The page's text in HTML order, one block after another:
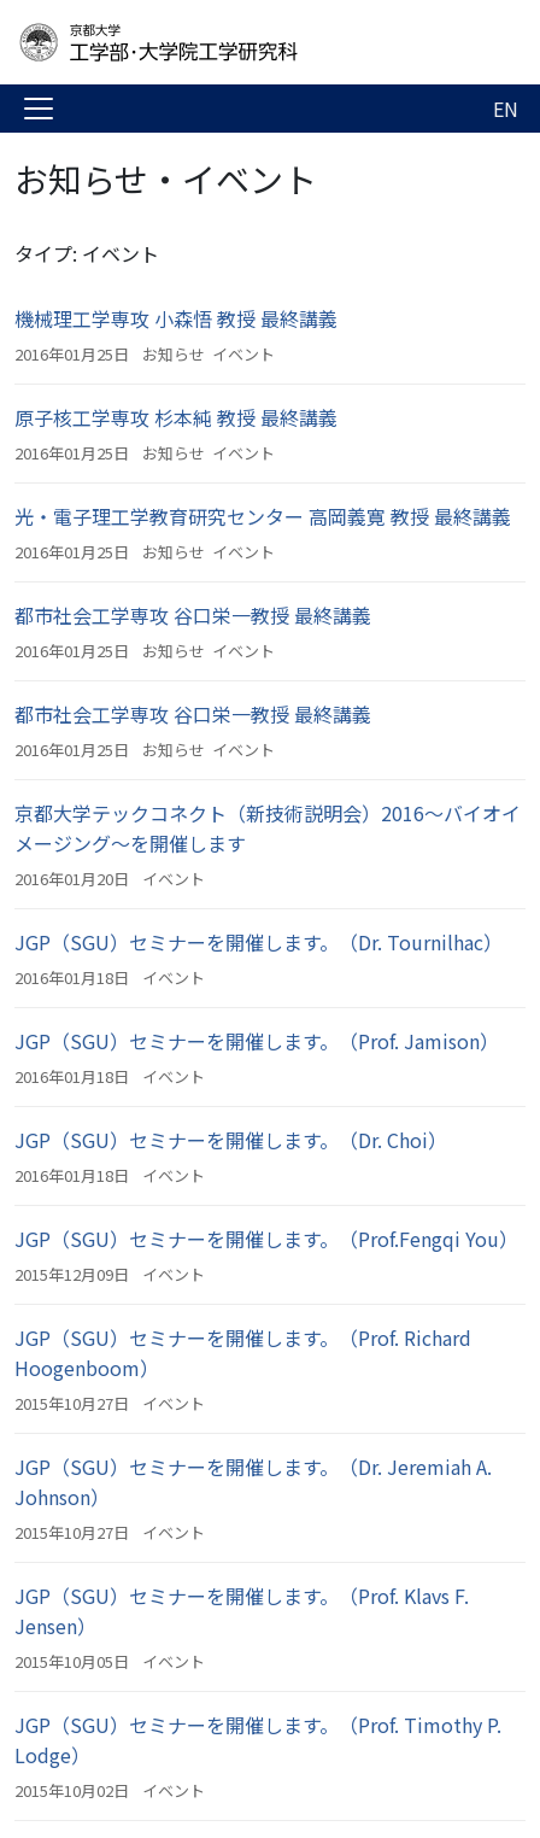
EN
お知らせ・イベント
タイプ: イベント
機械理工学専攻 小森悟 教授 最終講義
2016年01月25日 お知らせ イベント
原子核工学専攻 杉本純 教授 最終講義
2016年01月25日 お知らせ イベント
光・電子理工学教育研究センター 高岡義寛 教授 最終講義
2016年01月25日 お知らせ イベント
都市社会工学専攻 谷口栄一教授 最終講義
2016年01月25日 お知らせ イベント
都市社会工学専攻 谷口栄一教授 最終講義
2016年01月25日 お知らせ イベント
京都大学テックコネクト（新技術説明会）2016～バイオイ
メージング～を開催します
2016年01月20日 イベント
JGP（SGU）セミナーを開催します。（Dr. Tournilhac）
2016年01月18日 イベント
JGP（SGU）セミナーを開催します。（Prof. Jamison）
2016年01月18日 イベント
JGP（SGU）セミナーを開催します。（Dr. Choi）
2016年01月18日 イベント
JGP（SGU）セミナーを開催します。（Prof.Fengqi You）
2015年12月09日 イベント
JGP（SGU）セミナーを開催します。（Prof. Richard
Hoogenboom）
2015年10月27日 イベント
JGP（SGU）セミナーを開催します。（Dr. Jeremiah A.
Johnson）
2015年10月27日 イベント
JGP（SGU）セミナーを開催します。（Prof. Klavs F.
Jensen）
2015年10月05日 イベント
JGP（SGU）セミナーを開催します。（Prof. Timothy P.
Lodge）
2015年10月02日 イベント